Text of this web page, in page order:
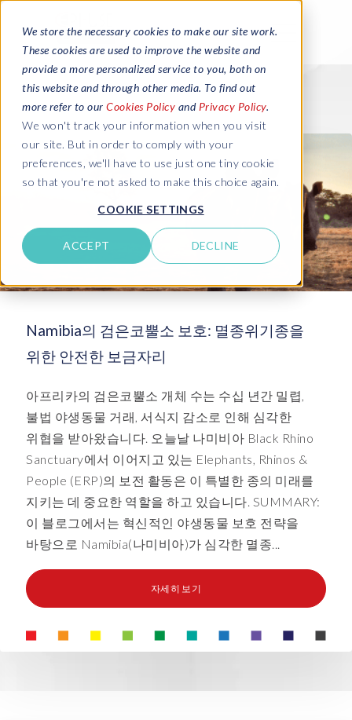
We store the necessary cookies to make our site work.
These cookies are used to improve the website and
provide a more personalized service to you, both on
this website and through other media. To find out
more refer to our Cookies Policy and Privacy Policy.
We won't track your information when you visit
our site. But in order to comply with your
preferences, we'll have to use just one tiny cookie
so that you're not asked to make this choice again.
COOKIE SETTINGS
ACCEPT DECLINE
Namibia의 검은코뿔소 보호: 멸종위기종을
위한 안전한 보금자리
아프리카의 검은코뿔소 개체 수는 수십 년간 밀렵,
불법 야생동물 거래, 서식지 감소로 인해 심각한
위협을 받아왔습니다. 오늘날 나미비아 Black Rhino
Sanctuary에서 이어지고 있는 Elephants, Rhinos &
People (ERP)의 보전 활동은 이 특별한 종의 미래를
지키는 데 중요한 역할을 하고 있습니다. SUMMARY:
이 블로그에서는 혁신적인 야생동물 보호 전략을
바탕으로 Namibia(나미비아)가 심각한 멸종...
자세히 보기